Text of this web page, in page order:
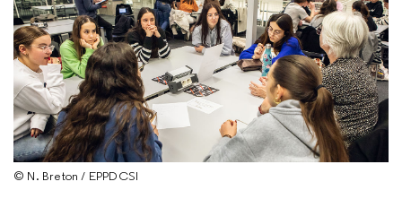
© N. Breton / EPPDCSI